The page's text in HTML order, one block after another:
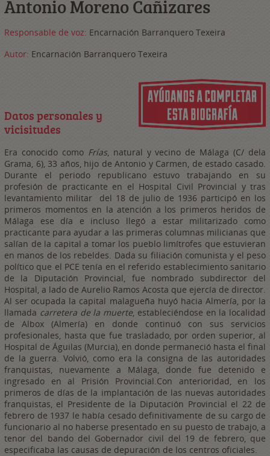
Antonio Moreno Cañizares
Responsable de voz: Encarnación Barranquero Texeira
Autor: Encarnación Barranquero Texeira
Datos personales y
vicisitudes
Era conocido como Frías, natural y vecino de Málaga (C/ dela
Grama, 6), 33 años, hijo de Antonio y Carmen, de estado casado.
Durante el periodo republicano estuvo trabajando en su
profesión de practicante en el Hospital Civil Provincial y tras
levantamiento militar del 18 de julio de 1936 participó en los
primeros momentos en la atención a los primeros heridos de
Málaga ese día e incluso llegó a estar militarizado como
practicante para ayudar a las primeras columnas milicianas que
salían de la capital a tomar los pueblo limítrofes que estuvieran
en manos de los rebeldes. Dada su filiación comunista y el peso
político que el PCE tenía en el referido establecimiento sanitario
de la Diputación Provincial, fue nombrado subdirector del
Hospital, a lado de Aurelio Ramos Acosta que ejercía de director.
Al ser ocupada la capital malagueña huyó hacia Almería, por la
llamada carretera de la muerte, estableciéndose en la localidad
de Albox (Almería) en donde continuó con sus servicios
profesionales, hasta que fue trasladado, por orden superior, al
Hospital de Águilas (Murcia), en donde permaneció hasta el final
de la guerra. Volvió, como era la consigna de las autoridades
franquistas, nuevamente a Málaga, donde fue detenido e
ingresado en al Prisión Provincial.Con anterioridad, en los
primeros de días de la implantación de las nuevas autoridades
franquistas, el Presidente de la Diputación Provincial el 22 de
febrero de 1937 le había cesado definitivamente de su cargo de
funcionario al no haberse presentado en su puesto de trabajo, a
tenor del bando del Gobernador civil del 19 de febrero, que
especificaba las causas de depuración de los centros oficiales.